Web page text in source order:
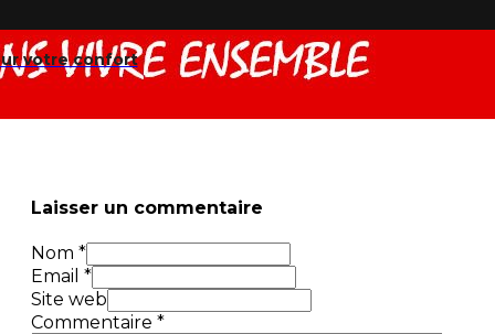
votre confort
Laisser un commentaire
Nom *
Email *
Site web
Commentaire *